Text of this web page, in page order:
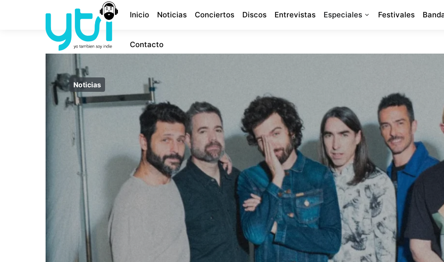
Inicio Noticias Conciertos Discos Entrevistas Especiales Festivales
Contacto
Noticias